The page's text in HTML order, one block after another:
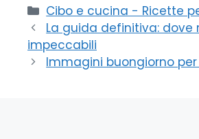
Categorie
Cibo e cucina - Ricette
La guida definitiva:
impeccabili
Immagini buongiorno